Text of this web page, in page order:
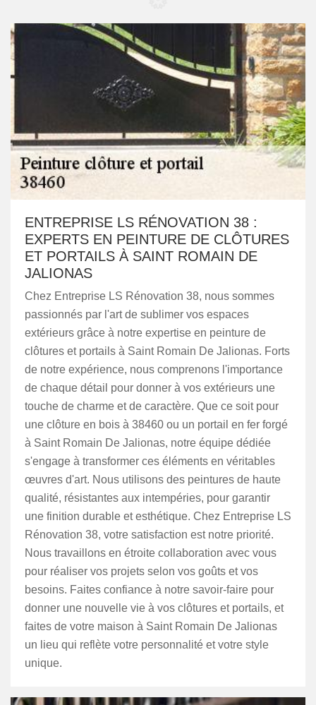
ENTREPRISE LS RÉNOVATION 38 :
EXPERTS EN PEINTURE DE CLÔTURES
ET PORTAILS À SAINT ROMAIN DE
JALIONAS
Chez Entreprise LS Rénovation 38, nous sommes
passionnés par l'art de sublimer vos espaces
extérieurs grâce à notre expertise en peinture de
clôtures et portails à Saint Romain De Jalionas. Forts
de notre expérience, nous comprenons l'importance
de chaque détail pour donner à vos extérieurs une
touche de charme et de caractère. Que ce soit pour
une clôture en bois à 38460 ou un portail en fer forgé
à Saint Romain De Jalionas, notre équipe dédiée
s'engage à transformer ces éléments en véritables
œuvres d'art. Nous utilisons des peintures de haute
qualité, résistantes aux intempéries, pour garantir
une finition durable et esthétique. Chez Entreprise LS
Rénovation 38, votre satisfaction est notre priorité.
Nous travaillons en étroite collaboration avec vous
pour réaliser vos projets selon vos goûts et vos
besoins. Faites confiance à notre savoir-faire pour
donner une nouvelle vie à vos clôtures et portails, et
faites de votre maison à Saint Romain De Jalionas
un lieu qui reflète votre personnalité et votre style
unique.